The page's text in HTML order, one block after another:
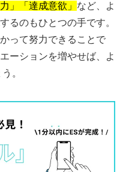
」「達成意欲」 など、よ
るのもひとつの手です。
って努力できることで
ーションを増やせば、よ
。